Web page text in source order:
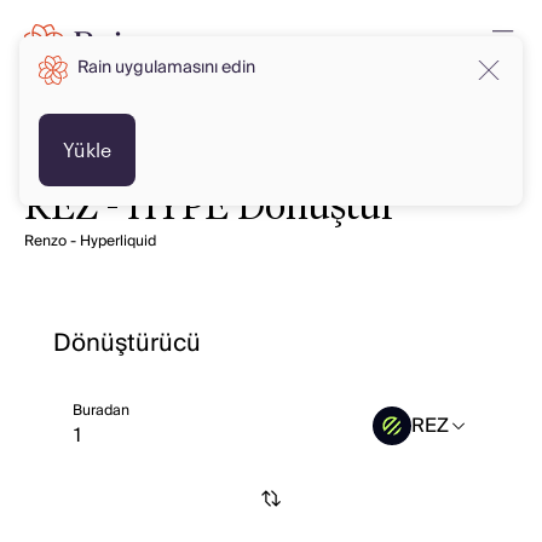
REZ - HYPE Dönüştür
Renzo - Hyperliquid
Dönüştürücü
Buradan REZ
Rain uygulamasını edin
Yükle